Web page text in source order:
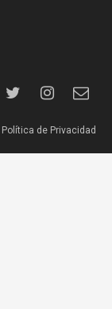
Política de Privacidad